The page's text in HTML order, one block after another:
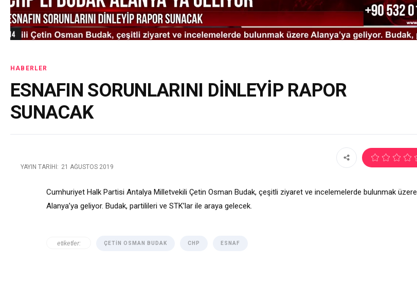
HABERLER
ESNAFIN SORUNLARINI DİNLEYİP RAPOR
SUNACAK
YAYIN TARIHI: 21 AĞUSTOS 2019
Cumhuriyet Halk Partisi Antalya Milletvekili Çetin Osman Budak, çeşitli ziyaret ve incelemelerde bulunmak üzere
Alanya’ya geliyor. Budak, partilileri ve STK’lar ile araya gelecek.
etiketler: ÇETIN OSMAN BUDAK CHP ESNAF